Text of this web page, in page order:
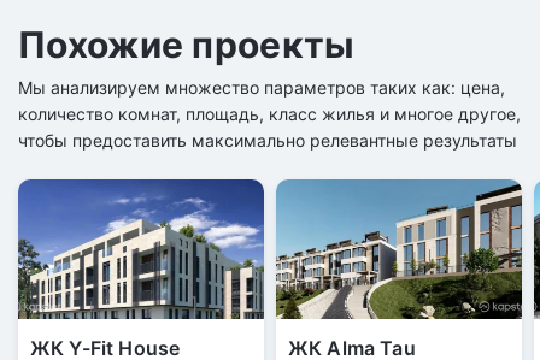
Похожие проекты
Мы анализируем множество параметров таких как: цена,
количество комнат, площадь, класс жилья и многое другое,
чтобы предоставить максимально релевантные результаты
ЖК Y-Fit House
ЖК Alma Tau